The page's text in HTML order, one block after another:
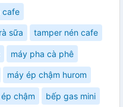
cafe
sữa tamper nén cafe
máy pha cà phê
máy ép chậm hurom
chậm bếp gas mini